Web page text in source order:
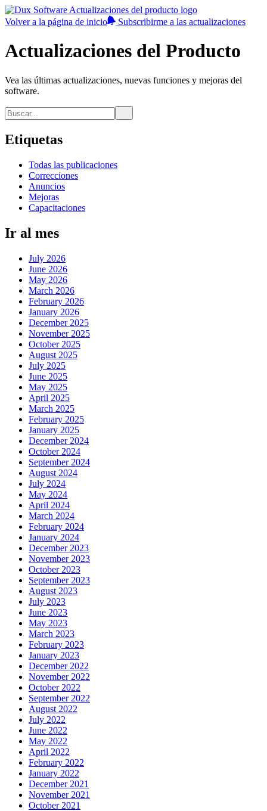
Volver a la página de inicio Subscribirme a las actualizaciones
Actualizaciones del Producto
Vea las últimas actualizaciones, nuevas funciones y mejoras del
software.
Etiquetas
Todas las publicaciones
Correcciones
Anuncios
Mejoras
Capacitaciones
Ir al mes
July 2026
June 2026
May 2026
March 2026
February 2026
January 2026
December 2025
November 2025
October 2025
August 2025
July 2025
June 2025
May 2025
April 2025
March 2025
February 2025
January 2025
December 2024
October 2024
September 2024
August 2024
July 2024
May 2024
April 2024
March 2024
February 2024
January 2024
December 2023
November 2023
October 2023
September 2023
August 2023
July 2023
June 2023
May 2023
March 2023
February 2023
January 2023
December 2022
November 2022
October 2022
September 2022
August 2022
July 2022
June 2022
May 2022
April 2022
February 2022
January 2022
December 2021
November 2021
October 2021